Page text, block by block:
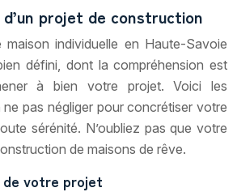
projet de construction
maison individuelle en Haute-Savoie
défini, dont la compréhension est
à bien votre projet. Voici les
pas négliger pour concrétiser votre
sérénité. N’oubliez pas que votre
de maisons de rêve.
votre projet